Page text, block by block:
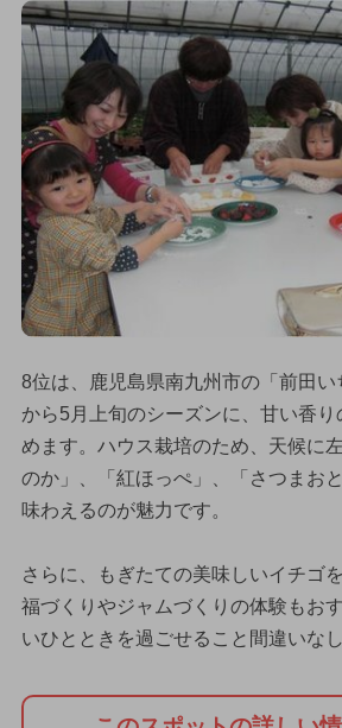
8位は、鹿児島県南九州市の「前田
から5月上旬のシーズンに、甘い香り
めます。ハウス栽培のため、天候に
のか」、「紅ほっぺ」、「さつまお
味わえるのが魅力です。
さらに、もぎたての美味しいイチゴ
福づくりやジャムづくりの体験もお
いひとときを過ごせること間違いなし